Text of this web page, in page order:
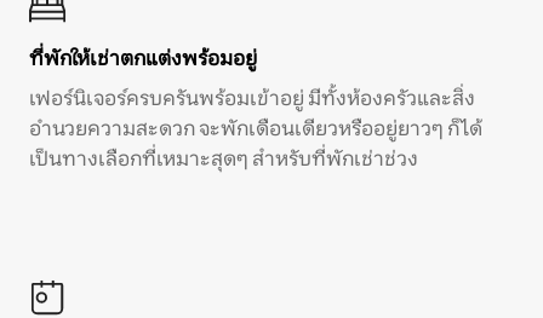
ที่พักให้เช่าตกแต่งพร้อมอยู่
เฟอร์นิเจอร์ครบครันพร้อมเข้าอยู่ มีทั้งห้องครัวและสิ่ง
อำนวยความสะดวก จะพักเดือนเดียวหรืออยู่ยาวๆ ก็ได้
เป็นทางเลือกที่เหมาะสุดๆ สำหรับที่พักเช่าช่วง